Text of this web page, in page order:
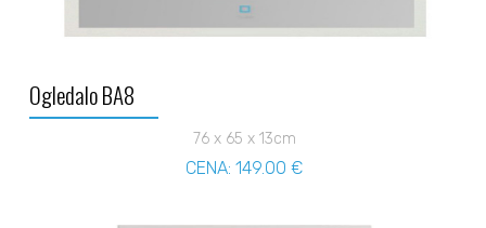
Ogledalo BA8
76 x 65 x 13cm
CENA: 149.00 €